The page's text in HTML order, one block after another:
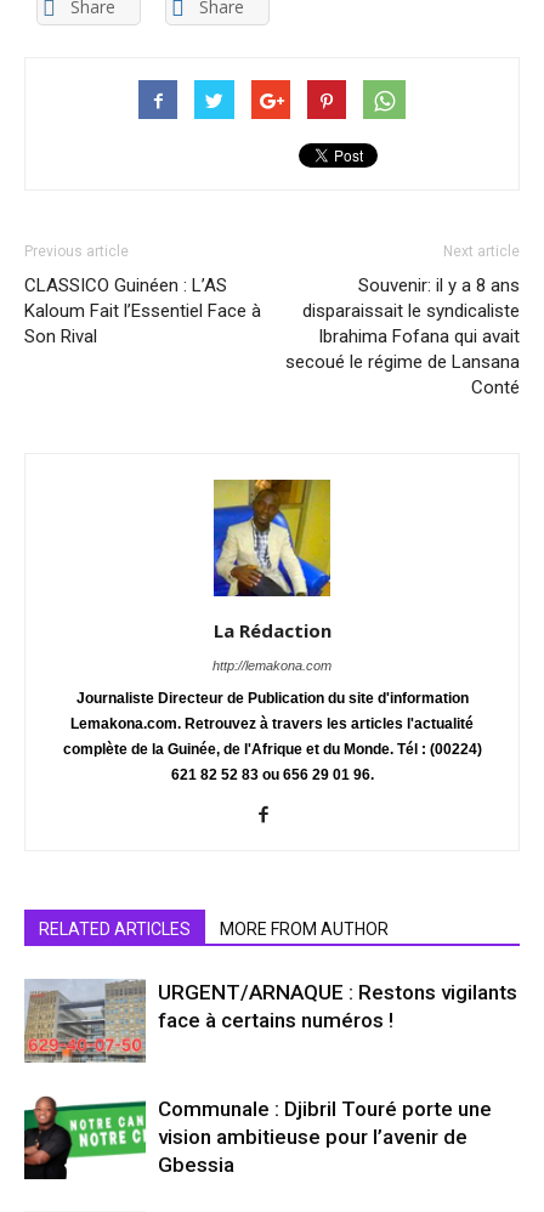
Share Share
Previous article
CLASSICO Guinéen : L’AS
Kaloum Fait l’Essentiel Face à
Son Rival
Next article
Souvenir: il y a 8 ans
disparaissait le syndicaliste
Ibrahima Fofana qui avait
secoué le régime de Lansana
Conté
La Rédaction
http://lemakona.com
Journaliste Directeur de Publication du site d'information
Lemakona.com. Retrouvez à travers les articles l'actualité
complète de la Guinée, de l'Afrique et du Monde. Tél : (00224)
621 82 52 83 ou 656 29 01 96.
RELATED ARTICLES MORE FROM AUTHOR
URGENT/ARNAQUE : Restons vigilants
face à certains numéros !
Communale : Djibril Touré porte une
vision ambitieuse pour l’avenir de
Gbessia